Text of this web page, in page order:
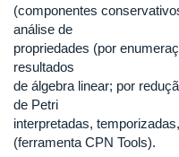
(componentes
análise de
propriedades (por
resultados
de álgebra linear; por
de Petri
interpretadas,
(ferramenta CPN Tools).